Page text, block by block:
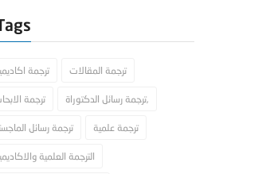
ترجمة ترجمة المقالات
ترجمة ترجمة رسائل الدكتوراة,
ترجمة رسائل ترجمة علمية
الترجمة العلمية